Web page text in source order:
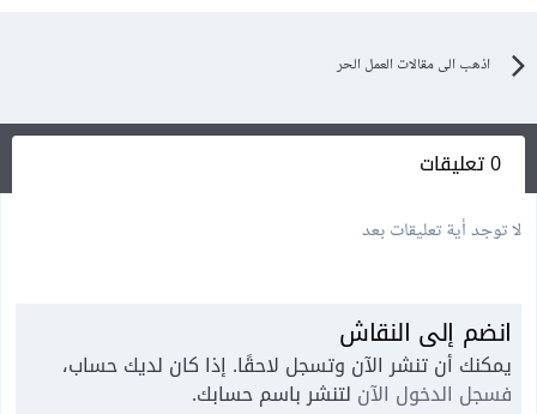
اذهب الى مقالات العمل الحر
0 تعليقات
لا توجد أية تعليقات بعد
انضم إلى النقاش
يمكنك أن تنشر الآن وتسجل لاحقًا. إذا كان لديك حساب،
فسجل الدخول الآن لتنشر باسم حسابك.